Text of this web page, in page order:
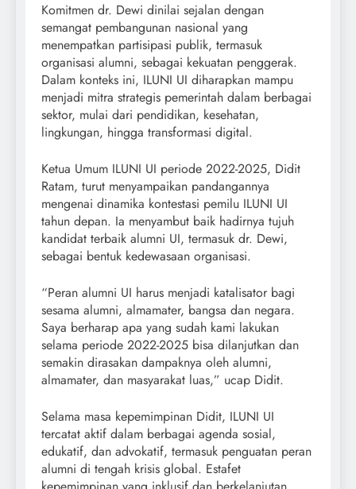
Komitmen dr. Dewi dinilai sejalan dengan
semangat pembangunan nasional yang
menempatkan partisipasi publik, termasuk
organisasi alumni, sebagai kekuatan penggerak.
Dalam konteks ini, ILUNI UI diharapkan mampu
menjadi mitra strategis pemerintah dalam berbagai
sektor, mulai dari pendidikan, kesehatan,
lingkungan, hingga transformasi digital.
Ketua Umum ILUNI UI periode 2022-2025, Didit
Ratam, turut menyampaikan pandangannya
mengenai dinamika kontestasi pemilu ILUNI UI
tahun depan. Ia menyambut baik hadirnya tujuh
kandidat terbaik alumni UI, termasuk dr. Dewi,
sebagai bentuk kedewasaan organisasi.
“Peran alumni UI harus menjadi katalisator bagi
sesama alumni, almamater, bangsa dan negara.
Saya berharap apa yang sudah kami lakukan
selama periode 2022-2025 bisa dilanjutkan dan
semakin dirasakan dampaknya oleh alumni,
almamater, dan masyarakat luas,” ucap Didit.
Selama masa kepemimpinan Didit, ILUNI UI
tercatat aktif dalam berbagai agenda sosial,
edukatif, dan advokatif, termasuk penguatan peran
alumni di tengah krisis global. Estafet